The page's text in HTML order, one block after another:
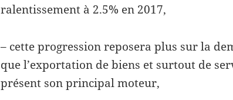
ralentissement à 2.5% en 2017,
– cette progression reposera plus sur la
que l’exportation de biens et surtout de
présent son principal moteur,